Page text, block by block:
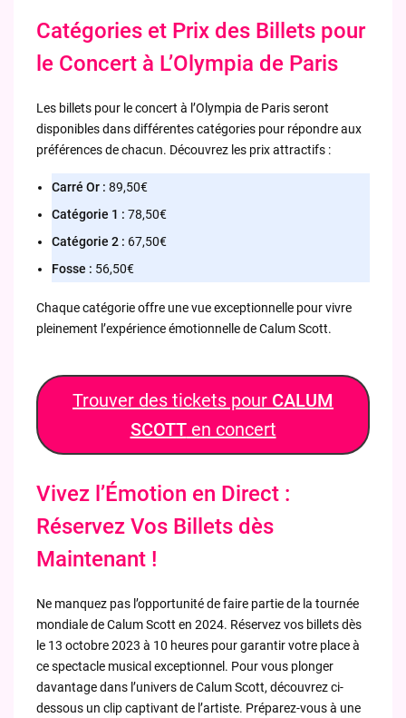
Catégories et Prix des Billets pour
le Concert à L’Olympia de Paris
Les billets pour le concert à l’Olympia de Paris seront
disponibles dans différentes catégories pour répondre aux
préférences de chacun. Découvrez les prix attractifs :
Carré Or : 89,50€
Catégorie 1 : 78,50€
Catégorie 2 : 67,50€
Fosse : 56,50€
Chaque catégorie offre une vue exceptionnelle pour vivre
pleinement l’expérience émotionnelle de Calum Scott.
Trouver des tickets pour CALUM
SCOTTen concert
Vivez l’Émotion en Direct :
Réservez Vos Billets dès
Maintenant !
Ne manquez pas l’opportunité de faire partie de la tournée
mondiale de Calum Scott en 2024. Réservez vos billets dès
le 13 octobre 2023 à 10 heures pour garantir votre place à
ce spectacle musical exceptionnel. Pour vous plonger
davantage dans l’univers de Calum Scott, découvrez ci-
dessous un clip captivant de l’artiste. Préparez-vous à une